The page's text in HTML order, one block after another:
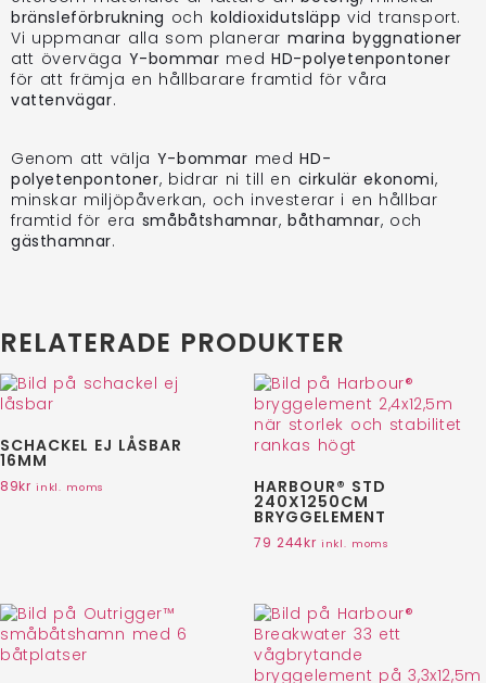
bränsleförbrukning och koldioxidutsläpp vid transport.
Vi uppmanar alla som planerarmarina byggnationer
att överväga Y-bommar medHD-polyetenpontoner
för att främja en hållbarare framtid för våra
vattenvägar.
Genom att välja Y-bommar medHD-
polyetenpontoner, bidrar ni till en cirkulär ekonomi,
minskar miljöpåverkan, och investerar i en hållbar
framtid för era småbåtshamnar,båthamnar, och
gästhamnar.
RELATERADE PRODUKTER
SCHACKEL EJ LÅSBAR
16MM
89kr inkl. moms HARBOUR® STD
240X1250CM
BRYGGELEMENT
79 244kr inkl. moms